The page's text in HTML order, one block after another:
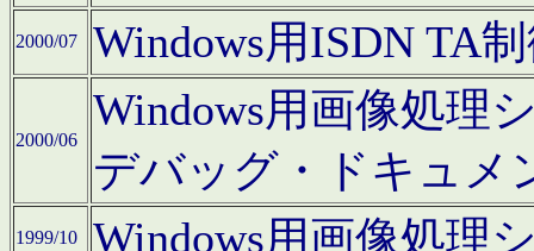
2000/07 Windows用ISDN TA
2000/06
Windows用画像処理
デバッグ・ドキュメ
1999/10 Windows用画像処理